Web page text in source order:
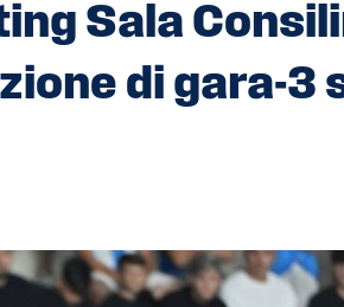
Sala
di gara-3